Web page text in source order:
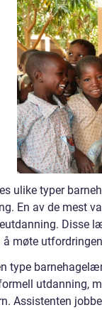
ulike typer
En av de mest
Disse
møte
type
utdanning,
Assistenten